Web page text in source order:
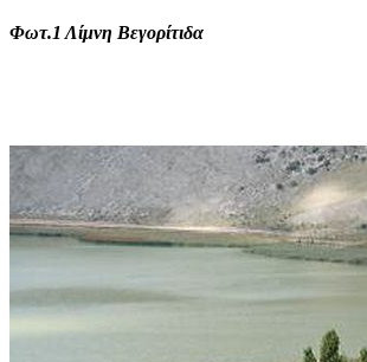
Φωτ.1 Λίμνη Βεγορίτιδα